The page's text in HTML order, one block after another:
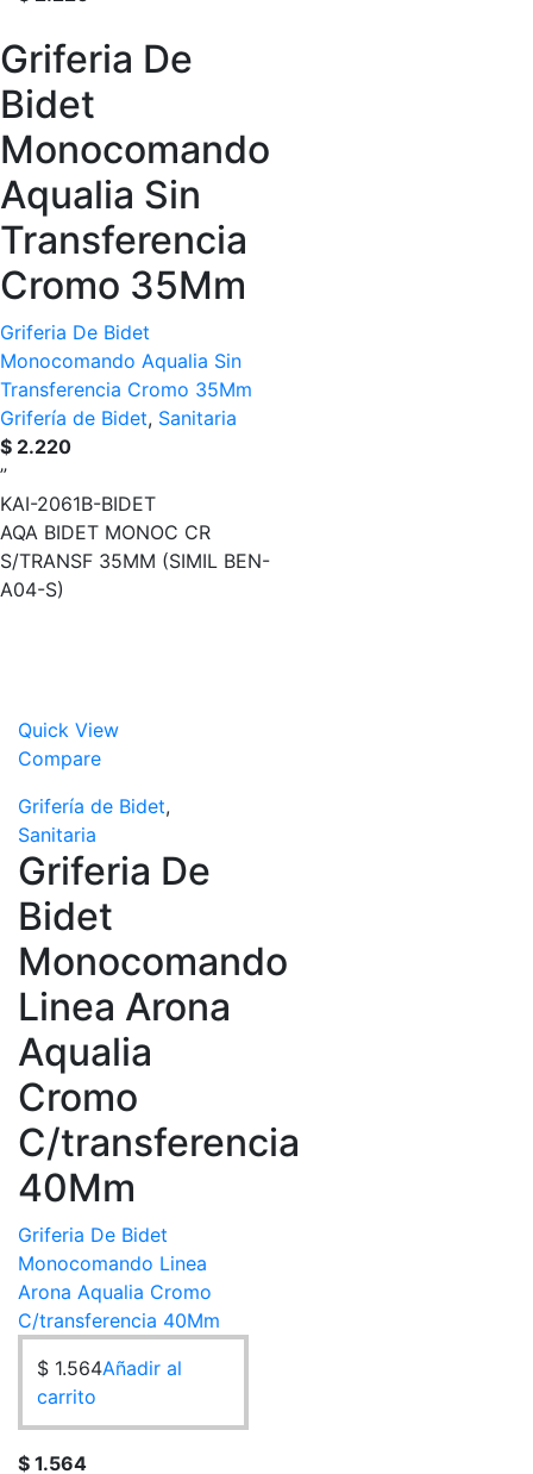
Griferia De
Bidet
Monocomando
Aqualia Sin
Transferencia
Cromo 35Mm
Griferia De Bidet
Monocomando Aqualia Sin
Transferencia Cromo 35Mm
Grifería de Bidet, Sanitaria
$ 2.220
”
KAI-2061B-BIDET
AQA BIDET MONOC CR
S/TRANSF 35MM (SIMIL BEN-
A04-S)
Quick View
Compare
Grifería de Bidet,
Sanitaria
Griferia De
Bidet
Monocomando
Linea Arona
Aqualia
Cromo
C/transferencia
40Mm
Griferia De Bidet
Monocomando Linea
Arona Aqualia Cromo
C/transferencia 40Mm
$ 1.564Añadir al
carrito
$ 1.564